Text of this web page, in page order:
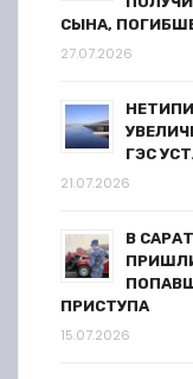
СЫНА,
27.07.2026
ГЭС
21.07.2026
В
ПРИСТУПА
15.07.2026